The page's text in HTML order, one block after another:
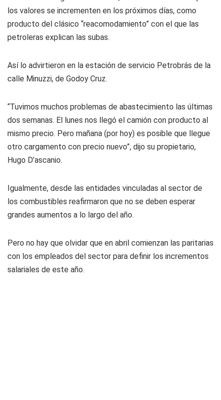
los valores se incrementen en los próximos días, como
producto del clásico “reacomodamiento” con el que las
petroleras explican las subas.
Así lo advirtieron en la estación de servicio Petrobrás de la
calle Minuzzi, de Godoy Cruz.
“Tuvimos muchos problemas de abastecimiento las últimas
dos semanas. El lunes nos llegó el camión con producto al
mismo precio. Pero mañana (por hoy) es posible que llegue
otro cargamento con precio nuevo”, dijo su propietario,
Hugo D’ascanio.
Igualmente, desde las entidades vinculadas al sector de
los combustibles reafirmaron que no se deben esperar
grandes aumentos a lo largo del año.
Pero no hay que olvidar que en abril comienzan las paritarias
con los empleados del sector para definir los incrementos
salariales de este año.